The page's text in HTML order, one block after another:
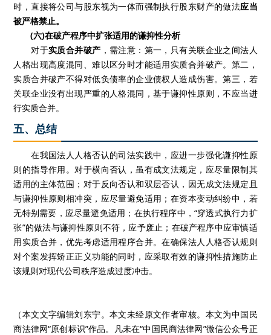
时，直接将公司与股东视为一体而强制执行股东财产的做法应当
被严格禁止。
(六)在破产程序中扩张适用的谦抑性分析
对于实质合并破产 ，需注意：第一，只有关联企业之间法人
人格出现高度混同、难以区分时才能适用实质合并破产。第二，
实质合并破产不得对低负债率的企业债权人造成伤害。第三，若
关联企业没有出现严重的人格混同，基于谦抑性原则，不应当进
行实质合并。
五、总结
在我国法人人格否认的司法实践中，应进一步强化谦抑性原
则的指导作用。对于横向否认，虽有成文法规定，应尽量限制其
适用的主体范围；对于反向否认和双层否认，因无成文法规定且
与谦抑性原则相冲突，应尽量避免适用；在资本变动纠纷中，若
无特别需要，应尽量避免适用；在执行程序中，“穿透式执行力扩
张”的做法与谦抑性原则不符，应予废止；在破产程序中应审慎适
用实质合并，优先考虑适用程序合并。在确保法人人格否认规则
对个案发挥矫正正义功能的同时，应采取有效的谦抑性措施防止
该规则对现代公司秩序造成过度冲击。
（本文文字编辑刘东宁。本文未经原文作者审核。本文为中国民
商法律网“原创标识”作品。凡未在“中国民商法律网”微信公众号正